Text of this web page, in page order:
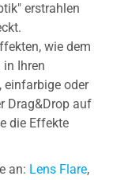
erstrahlen
wie dem
Ihren
einfarbige oder
Drag&Drop auf
die Effekte
an: Lens Flare,